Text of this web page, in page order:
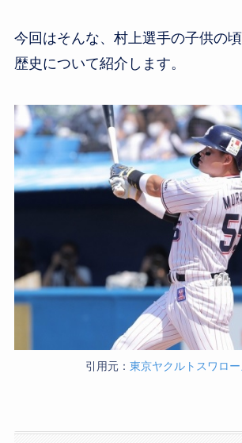
今回はそんな、村上選手の子供の
歴史について紹介します。
引用元： 東京ヤクルトスワロ